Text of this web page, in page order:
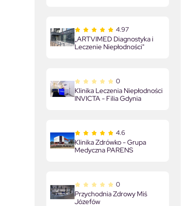
4.97
„ARTVIMED Diagnostyka i
Leczenie Niepłodności"
0
Klinika Leczenia Niepłodności
INVICTA - Filia Gdynia
4.6
Klinika Zdrówko - Grupa
Medyczna PARENS
0
Przychodnia Zdrowy Miś
Józefów